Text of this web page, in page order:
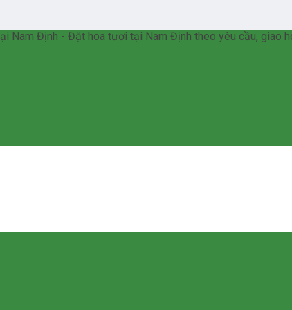
Nam Định - Đặt hoa tươi tại Nam Định theo yêu cầu, giao